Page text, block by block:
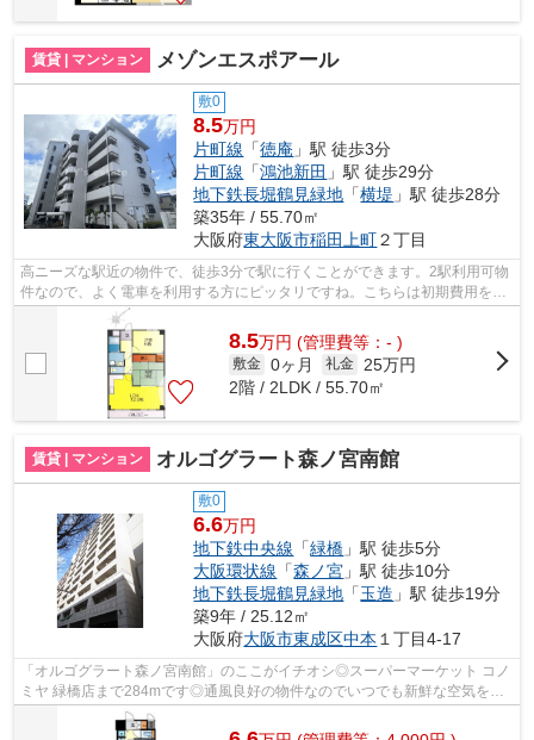
賃貸 | マンション メゾンエスポアール
敷0
8.5万円
片町線 「徳庵 」駅 徒歩3分
片町線 「鴻池新田 」駅 徒歩29分
地下鉄長堀鶴見緑地 「横堤 」駅 徒歩28分
築35年 / 55.70㎡
大阪府東大阪市稲田上町２丁目
高ニーズな駅近の物件で、徒歩3分で駅に行くことができます。2駅利用可物
件なので、よく電車を利用する方にピッタリですね。こちらは初期費用をカ
ードでお支払いいただける物件なので...
8.5万円 (管理費等：- )
敷金 0ヶ月 礼金
25万円
2階 / 2LDK / 55.70㎡
賃貸 | マンション オルゴグラート森ノ宮南館
敷0
6.6万円
地下鉄中央線 「緑橋 」駅 徒歩5分
大阪環状線 「森ノ宮 」駅 徒歩10分
地下鉄長堀鶴見緑地 「玉造 」駅 徒歩19分
築9年 / 25.12㎡
大阪府大阪市東成区中本 １丁目4-17
「オルゴグラート森ノ宮南館」のここがイチオシ◎スーパーマーケット コノ
ミヤ 緑橋店まで284mです◎通風良好の物件なのでいつでも新鮮な空気を味
わえます◎場所が平坦なのは、ランニング...